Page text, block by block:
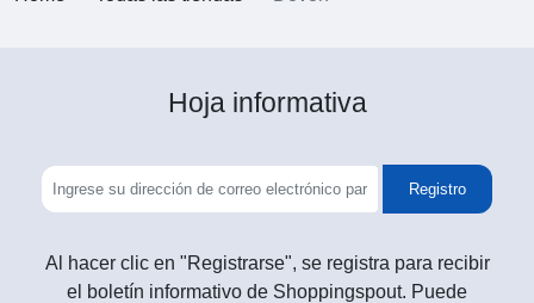
Hoja informativa
Registro
Al hacer clic en "Registrarse", se registra para recibir
el boletín informativo de Shoppingspout. Puede